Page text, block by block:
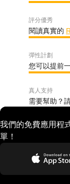
評分優秀
閱讀真實的
彈性計劃
您可以提前
真人支持
需要幫助？
我們的免費應用程
單！